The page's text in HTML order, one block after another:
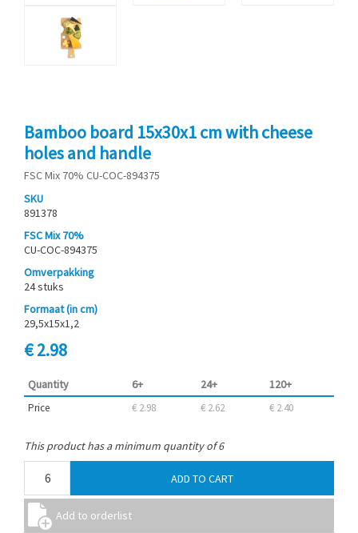
Bamboo board 15x30x1 cm with cheese
holes and handle
FSC Mix 70% CU-COC-894375
SKU
891378
FSC Mix 70%
CU-COC-894375
Omverpakking
24 stuks
Formaat (in cm)
29,5x15x1,2
€ 2.98
Quantity 6+ 24+ 120+
Price € 2.98 € 2.62 € 2.40
This product has a minimum quantity of 6